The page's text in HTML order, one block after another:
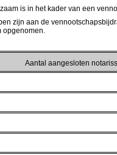
is in het kader van een
zijn aan de
opgenomen.
Aantal aangesloten